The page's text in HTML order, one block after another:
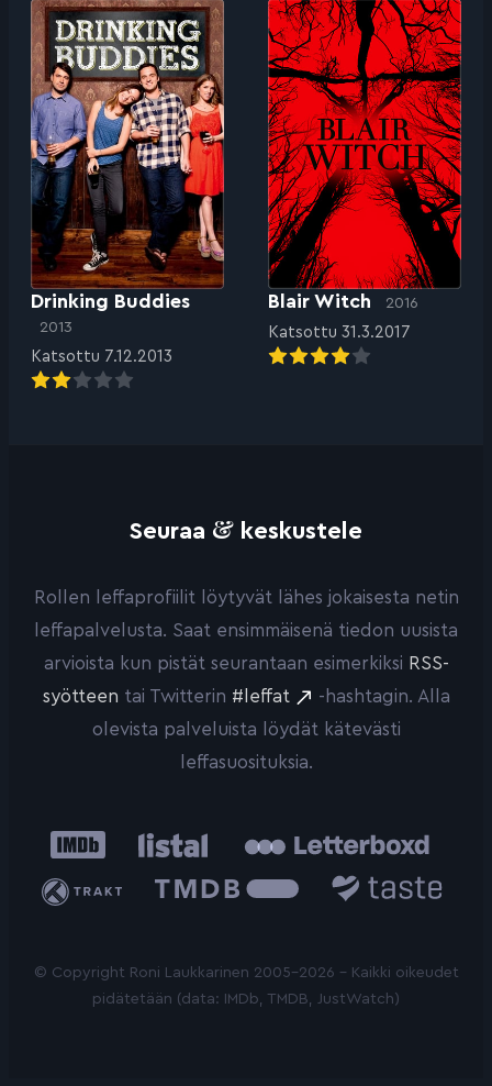
Drinking Buddies
2013
Katsottu 7.12.2013
Blair Witch 2016
Katsottu 31.3.2017
Seuraa & keskustele
Rollen leffaprofiilit löytyvät lähes jokaisesta netin
leffapalvelusta. Saat ensimmäisenä tiedon uusista
arvioista kun pistät seurantaan esimerkiksi RSS-
syötteen tai Twitterin #leffat
-hashtagin. Alla
olevista palveluista löydät kätevästi
leffasuosituksia.
IMDb Listal
Trakt
Database
© Copyright Roni Laukkarinen 2005-2026 - Kaikki oikeudet
pidätetään (data: IMDb, TMDB, JustWatch)